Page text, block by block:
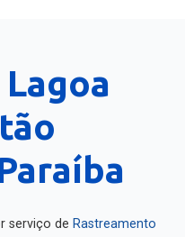
serviço de Rastreamento